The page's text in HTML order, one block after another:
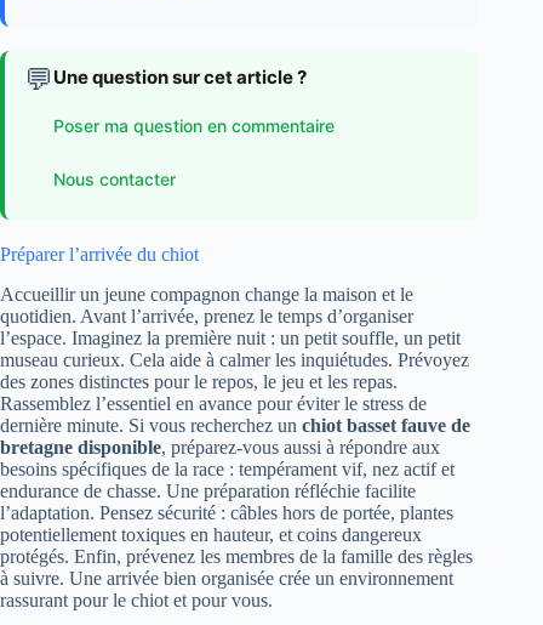
💬 Une question sur cet article ?
Poser ma question en commentaire
Nous contacter
Préparer l’arrivée du chiot
Accueillir un jeune compagnon change la maison et le
quotidien. Avant l’arrivée, prenez le temps d’organiser
l’espace. Imaginez la première nuit : un petit souffle, un petit
museau curieux. Cela aide à calmer les inquiétudes. Prévoyez
des zones distinctes pour le repos, le jeu et les repas.
Rassemblez l’essentiel en avance pour éviter le stress de
dernière minute. Si vous recherchez un chiot basset fauve de
bretagne disponible, préparez-vous aussi à répondre aux
besoins spécifiques de la race : tempérament vif, nez actif et
endurance de chasse. Une préparation réfléchie facilite
l’adaptation. Pensez sécurité : câbles hors de portée, plantes
potentiellement toxiques en hauteur, et coins dangereux
protégés. Enfin, prévenez les membres de la famille des règles
à suivre. Une arrivée bien organisée crée un environnement
rassurant pour le chiot et pour vous.